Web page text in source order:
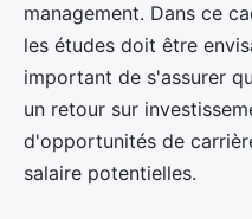
management. Dans ce
les études doit être
important de s'assurer
un retour sur
d'opportunités de
salaire potentielles.